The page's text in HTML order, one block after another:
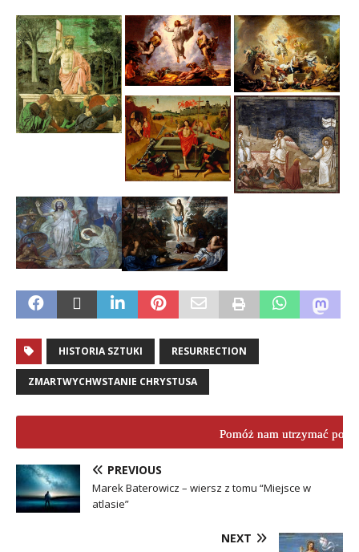
HISTORIA SZTUKI RESURRECTION
ZMARTWYCHWSTANIE CHRYSTUSA
Pomóż nam utrzymać
PREVIOUS
Marek Baterowicz – wiersz z tomu “Miejsce w
atlasie”
NEXT